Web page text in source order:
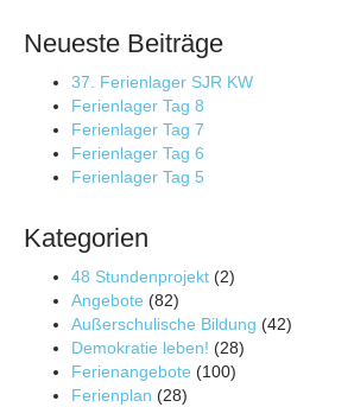
Neueste Beiträge
37. Ferienlager SJR KW
Ferienlager Tag 8
Ferienlager Tag 7
Ferienlager Tag 6
Ferienlager Tag 5
Kategorien
48 Stundenprojekt (2)
Angebote (82)
Außerschulische Bildung (42)
Demokratie leben! (28)
Ferienangebote (100)
Ferienplan (28)